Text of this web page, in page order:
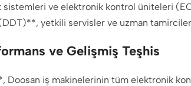
sistemleri ve elektronik kontrol üniteleri
yetkili servisler ve uzman
ve Gelişmiş Teşhis
Doosan iş makinelerinin tüm elektronik